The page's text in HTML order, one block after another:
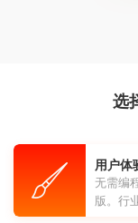
选
用户体
无需编
版。行